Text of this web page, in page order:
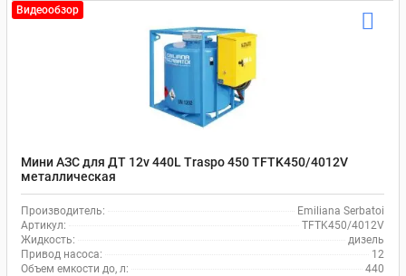
Видеообзор
Мини АЗС для ДТ 12v 440L Traspo 450 TFTK450/4012V
металлическая
Производитель:
Emiliana Serbatoi
Артикул:
TFTK450/4012V
Жидкость:
дизель
Привод насоса:
12
Объем емкости до, л:
440